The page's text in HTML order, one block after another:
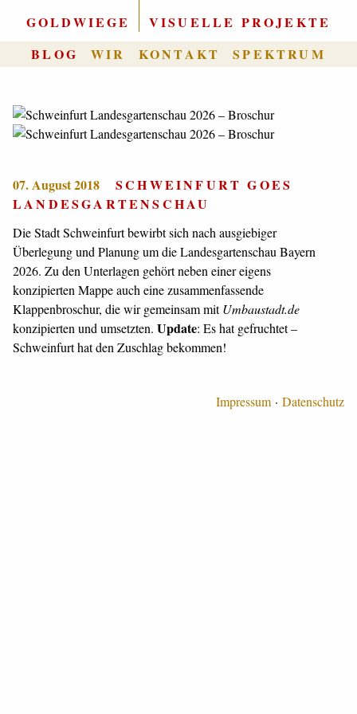
GOLDWIEGE
VISUELLE PROJEKTE
BLOG
WIR KONTAKT SPEKTRUM
07. August 2018 SCHWEINFURT GOES
LANDESGARTENSCHAU
Die Stadt Schweinfurt bewirbt sich nach ausgiebiger
Überlegung und Planung um die Landesgartenschau Bayern
2026. Zu den Unterlagen gehört neben einer eigens
konzipierten Mappe auch eine zusammenfassende
Klappenbroschur, die wir gemeinsam mitUmbaustadt.de
konzipierten und umsetzten. Update: Es hat gefruchtet –
Schweinfurt hat den Zuschlag bekommen!
Impressum Datenschutz